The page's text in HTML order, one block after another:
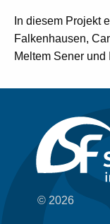
In diesem Projekt
Falkenhausen,
Meltem Sener
© 2026